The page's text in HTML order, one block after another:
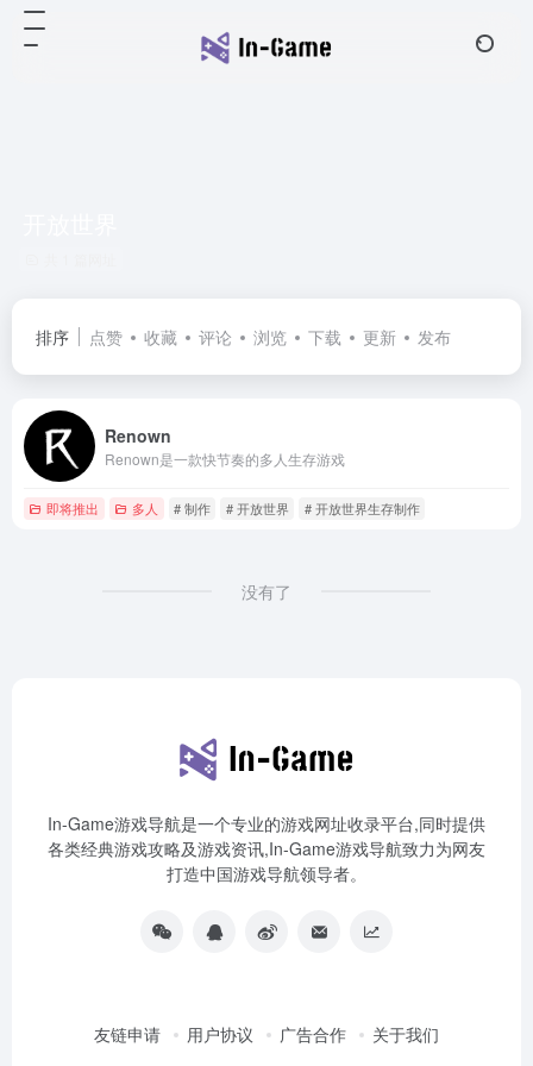
排序 点赞 收藏 评论 浏览 下载 更新 发布
Renown
Renown是一款快节奏的多人生存游戏
即将推出 多人 # 制作 # 开放世界 # 开放世界生存制作
没有了
In-Game游戏导航是一个专业的游戏网址收录平台,同时提供
各类经典游戏攻略及游戏资讯,In-Game游戏导航致力为网友
打造中国游戏导航领导者。
友链申请 用户协议 广告合作 关于我们